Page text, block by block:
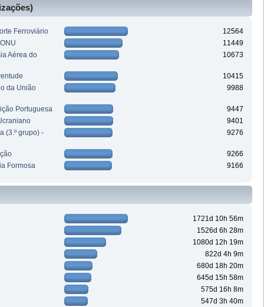
Ferroviário
12564
11449
Aérea do
10673
10415
da União
9988
Portuguesa
9447
9401
(3.º grupo) -
9276
9266
Formosa
9166
1721d 10h 56m
1526d 6h 28m
1080d 12h 19m
822d 4h 9m
680d 18h 20m
645d 15h 58m
575d 16h 8m
547d 3h 40m